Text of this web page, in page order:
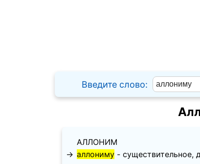
Введите слово:
АЛЛОНИМ
→ аллониму - существительное,